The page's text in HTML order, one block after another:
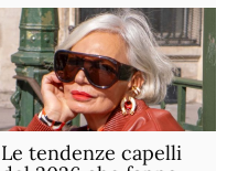
Le tendenze capelli